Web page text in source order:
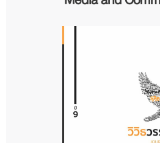
Media and